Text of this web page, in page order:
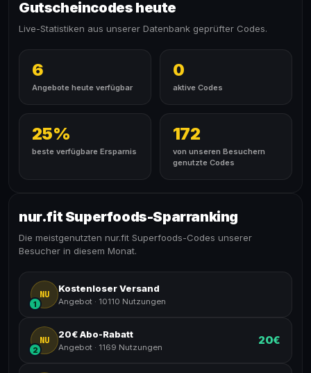
Gutscheincodes heute
Live-Statistiken aus unserer Datenbank geprüfter Codes.
6
Angebote heute verfügbar
0
aktive Codes
25%
beste verfügbare Ersparnis
172
von unseren Besuchern
genutzte Codes
nur.fit Superfoods-Sparranking
Die meistgenutzten nur.fit Superfoods-Codes unserer
Besucher in diesem Monat.
NU
1
Kostenloser Versand
Angebot · 10110 Nutzungen
NU
2
20€ Abo-Rabatt
Angebot · 1169 Nutzungen
20€